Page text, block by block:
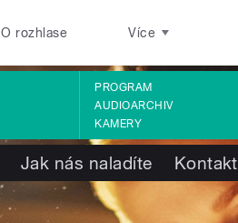
O rozhlase Více
PROGRAM
AUDIOARCHIV
KAMERY
Jak nás naladíte Kontakt